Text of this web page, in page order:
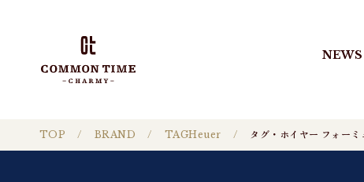
NEWS
TOP BRAND TAGHeuer タグ・ホイヤー フォーミ